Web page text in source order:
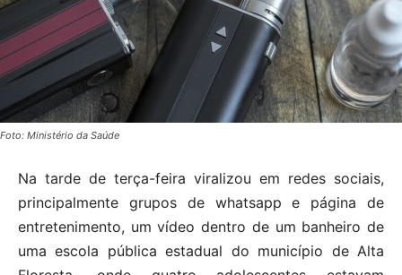
Foto: Ministério da Saúde
Na tarde de terça-feira viralizou em redes sociais,
principalmente grupos de whatsapp e página de
entretenimento, um vídeo dentro de um banheiro de
uma escola pública estadual do município de Alta